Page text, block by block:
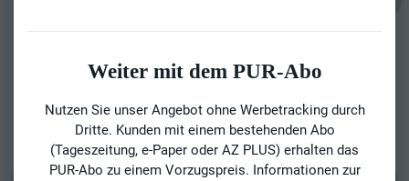
Weiter mit dem PUR-Abo
Nutzen Sie unser Angebot ohne Werbetracking durch
Dritte. Kunden mit einem bestehenden Abo
(Tageszeitung, e-Paper oder AZ PLUS) erhalten das
PUR-Abo zu einem Vorzugspreis. Informationen zur